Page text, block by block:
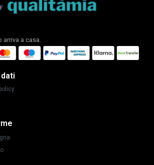
arriva a casa.